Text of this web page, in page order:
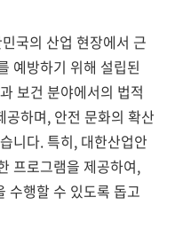
국의 산업 현장에서 근
예방하기 위해 설립된
보건 분야에서의 법적
하며, 안전 문화의 확산
니다. 특히, 대한산업안
프로그램을 제공하여,
수행할 수 있도록 돕고